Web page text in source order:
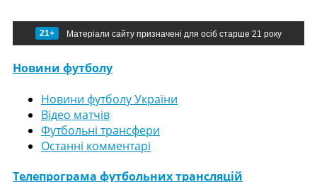
21+ Матеріали сайту призначені для осіб старше 21 року
Новини футболу
Новини футболу України
Відео матчів
Футбольні трансфери
Останні комментарі
Телепрограма футбольних трансляцій